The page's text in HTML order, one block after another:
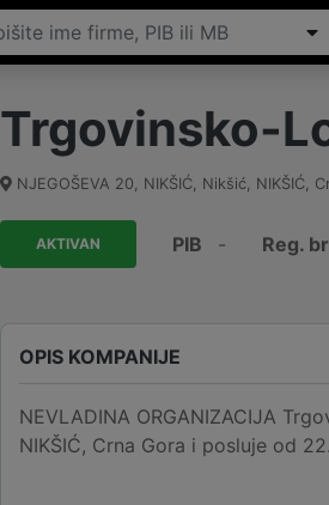
Trgovinsko-
NJEGOŠEVA 20, NIKŠIĆ, Nikšić, NIKŠIĆ,
AKTIVAN PIB - Reg.
OPIS KOMPANIJE
NEVLADINA ORGANIZACIJA
NIKŠIĆ, Crna Gora i posluje od